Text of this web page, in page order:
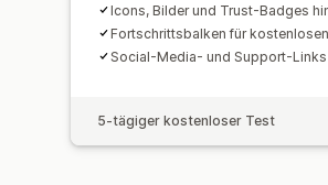
Icons, Bilder und Trust-Badges
Fortschrittsbalken für
Social-Media- und Support-Links
5-tägiger kostenloser Test